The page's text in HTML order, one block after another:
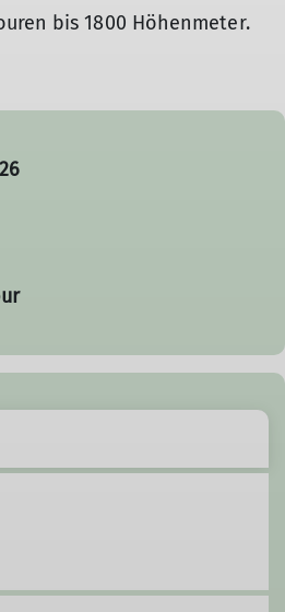
bis 1800 Höhenmeter.